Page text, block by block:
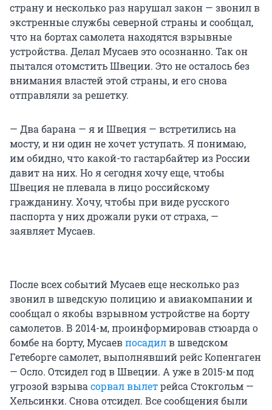
страну и несколько раз нарушал закон — звонил в
экстренные службы северной страны и сообщал,
что на бортах самолета находятся взрывные
устройства. Делал Мусаев это осознанно. Так он
пытался отомстить Швеции. Это не осталось без
внимания властей этой страны, и его снова
отправляли за решетку.
— Два барана — я и Швеция — встретились на
мосту, и ни один не хочет уступать. Я понимаю,
им обидно, что какой-то гастарбайтер из России
давит на них. Но я сегодня хочу еще, чтобы
Швеция не плевала в лицо российскому
гражданину. Хочу, чтобы при виде русского
паспорта у них дрожали руки от страха, —
заявляет Мусаев.
После всех событий Мусаев еще несколько раз
звонил в шведскую полицию и авиакомпании и
сообщал о якобы взрывном устройстве на борту
самолетов. В 2014-м, проинформировав стюарда о
бомбе на борту, Мусаевпосадилв шведском
Гетеборге самолет, выполнявший рейс Копенгаген
— Осло. Отсидел год в Швеции. А уже в 2015-м под
угрозой взрыва сорвал вылетрейса Стокгольм —
Хельсинки. Снова отсидел. Все сообщения были